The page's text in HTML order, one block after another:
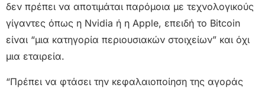
δεν πρέπει να αποτιμάται παρόμοια με τεχνολογικούς
γίγαντες όπως η Nvidia ή η Apple, επειδή το Bitcoin
είναι “μια κατηγορία περιουσιακών στοιχείων” και όχι
μια εταιρεία.
“Πρέπει να φτάσει την κεφαλαιοποίηση της αγοράς